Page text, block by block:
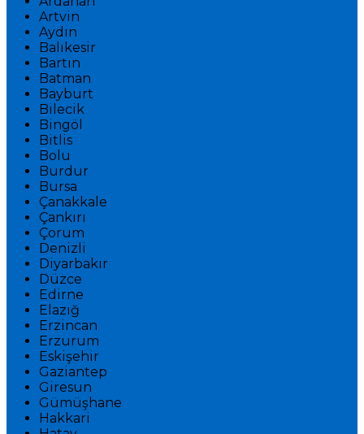
Artvin
Aydın
Balıkesir
Bartın
Batman
Bayburt
Bilecik
Bingöl
Bitlis
Bolu
Burdur
Bursa
Çanakkale
Çankırı
Çorum
Denizli
Diyarbakır
Düzce
Edirne
Elazığ
Erzincan
Erzurum
Eskişehir
Gaziantep
Giresun
Gümüşhane
Hakkari